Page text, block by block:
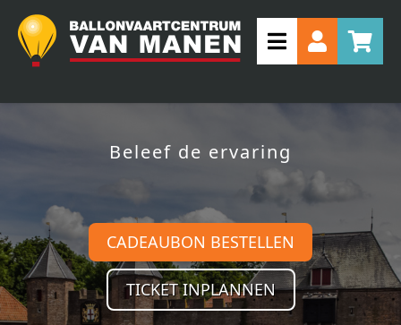
Beleef de ervaring
CADEAUBON BESTELLEN
TICKET INPLANNEN